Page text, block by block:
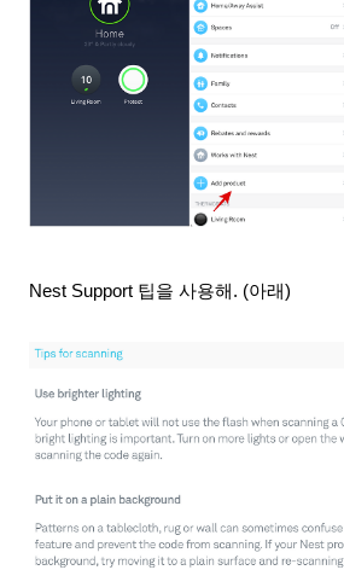
Nest Support 팁을 사용해. (아래)